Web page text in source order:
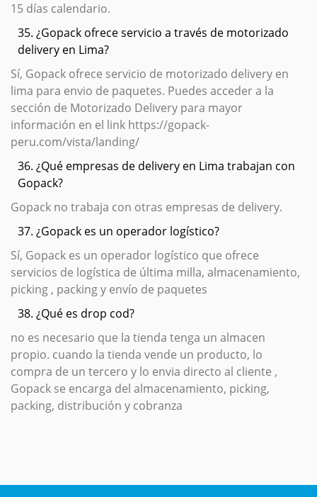
15 días calendario.
35. ¿Gopack ofrece servicio a través de motorizado
delivery en Lima?
Sí, Gopack ofrece servicio de motorizado delivery en
lima para envio de paquetes. Puedes acceder a la
sección de Motorizado Delivery para mayor
información en el link https://gopack-
peru.com/vista/landing/
36. ¿Qué empresas de delivery en Lima trabajan con
Gopack?
Gopack no trabaja con otras empresas de delivery.
37. ¿Gopack es un operador logístico?
Sí, Gopack es un operador logístico que ofrece
servicios de logística de última milla, almacenamiento,
picking , packing y envío de paquetes
38. ¿Qué es drop cod?
no es necesario que la tienda tenga un almacen
propio. cuando la tienda vende un producto, lo
compra de un tercero y lo envia directo al cliente ,
Gopack se encarga del almacenamiento, picking,
packing, distribución y cobranza